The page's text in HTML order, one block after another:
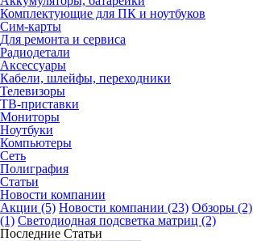
Комплектующие для ПК и ноутбуков
Сим-карты
Для ремонта и сервиса
Радиодетали
Аксессуары
Кабели, шлейфы, переходники
Телевизоры
ТВ-приставки
Мониторы
Ноутбуки
Компьютеры
Сеть
Полиграфия
Статьи
Новости компании
Акции (5) Новости компании (23) Обзоры (2)
(1) Светодиодная подсветка матриц (2)
Последние Статьи